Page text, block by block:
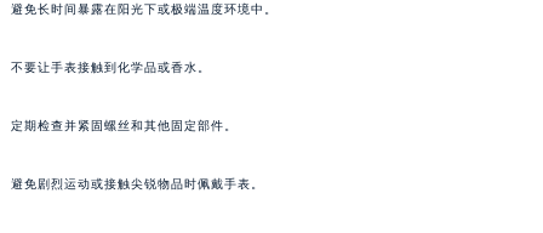
避免长时间暴露在阳光下或极端温度环境中。
不要让手表接触到化学品或香水。
定期检查并紧固螺丝和其他固定部件。
避免剧烈运动或接触尖锐物品时佩戴手表。